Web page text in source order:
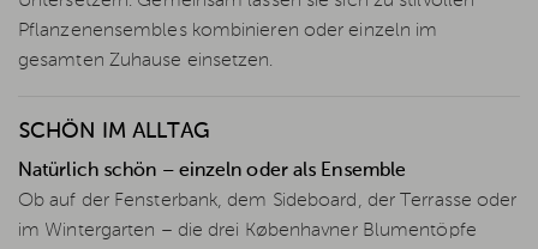
Pflanzenensembles kombinieren oder einzeln im
gesamten Zuhause einsetzen.
SCHÖN IM ALLTAG
Natürlich schön – einzeln oder als Ensemble
Ob auf der Fensterbank, dem Sideboard, der Terrasse oder
im Wintergarten – die drei Københavner Blumentöpfe